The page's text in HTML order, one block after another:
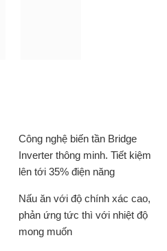
Công nghệ biến tần Bridge
Inverter thông minh. Tiết kiệm
lên tới 35% điện năng
Nấu ăn với độ chính xác cao,
phản ứng tức thì với nhiệt độ
mong muốn